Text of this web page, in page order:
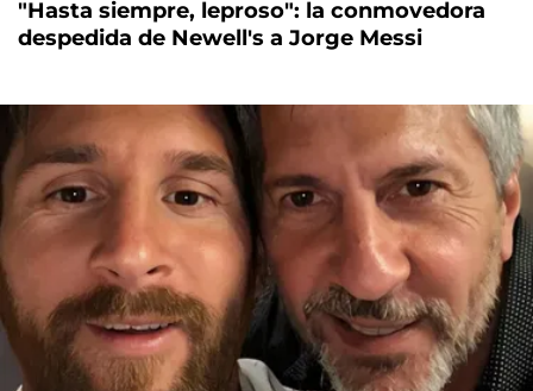
"Hasta siempre, leproso": la conmovedora
despedida de Newell's a Jorge Messi